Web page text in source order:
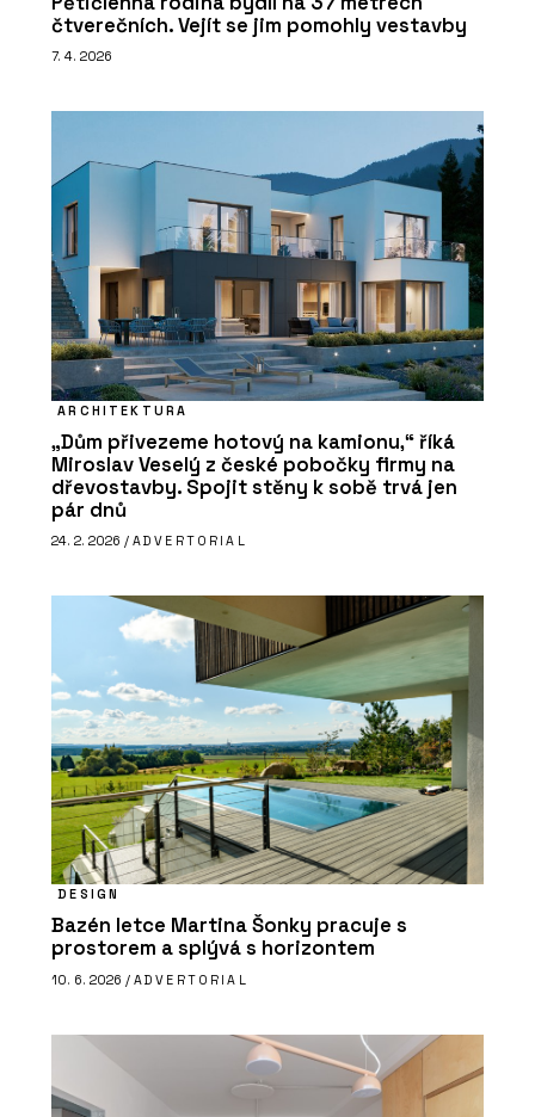
čtverečních. Vejít se jim pomohly vestavby
7. 4. 2026
ARCHITEKTURA
„Dům přivezeme hotový na kamionu,“ říká
Miroslav Veselý z české pobočky firmy na
dřevostavby. Spojit stěny k sobě trvá jen
pár dnů
24. 2. 2026 / ADVERTORIAL
DESIGN
Bazén letce Martina Šonky pracuje s
prostorem a splývá s horizontem
10. 6. 2026 / ADVERTORIAL